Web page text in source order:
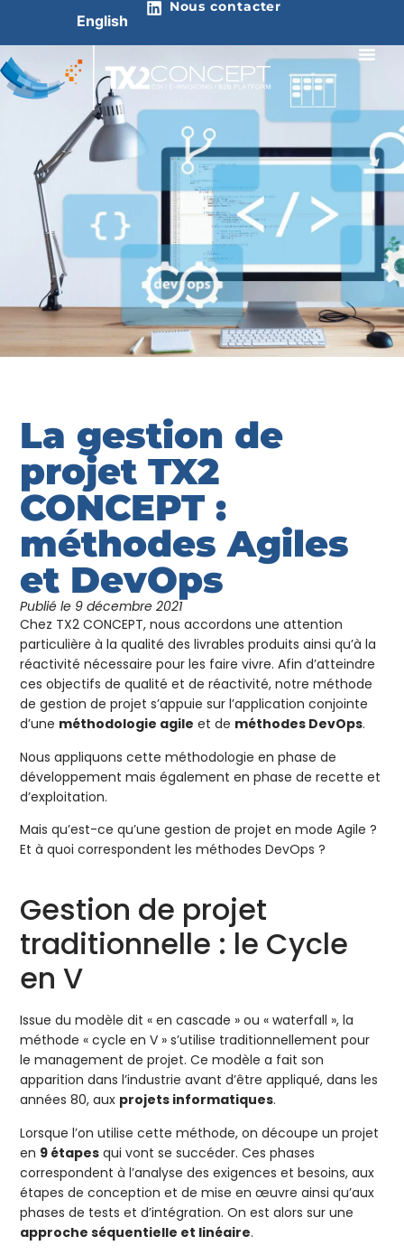
English
Nous contacter
La gestion de
projet TX2
CONCEPT :
méthodes Agiles
et DevOps
Publié le 9 décembre 2021
Chez TX2 CONCEPT, nous accordons une attention
particulière à la qualité des livrables produits ainsi qu’à la
réactivité nécessaire pour les faire vivre. Afin d’atteindre
ces objectifs de qualité et de réactivité, notre méthode
de gestion de projet s’appuie sur l’application conjointe
d’une méthodologie agile et de méthodes DevOps.
Nous appliquons cette méthodologie en phase de
développement mais également en phase de recette et
d’exploitation.
Mais qu’est-ce qu’une gestion de projet en mode Agile ?
Et à quoi correspondent les méthodes DevOps ?
Gestion de projet
traditionnelle : le Cycle
en V
Issue du modèle dit « en cascade » ou « waterfall », la
méthode « cycle en V » s’utilise traditionnellement pour
le management de projet. Ce modèle a fait son
apparition dans l’industrie avant d’être appliqué, dans les
années 80, aux projets informatiques.
Lorsque l’on utilise cette méthode, on découpe un projet
en 9 étapes qui vont se succéder. Ces phases
correspondent à l’analyse des exigences et besoins, aux
étapes de conception et de mise en œuvre ainsi qu’aux
phases de tests et d’intégration. On est alors sur une
approche séquentielle et linéaire.